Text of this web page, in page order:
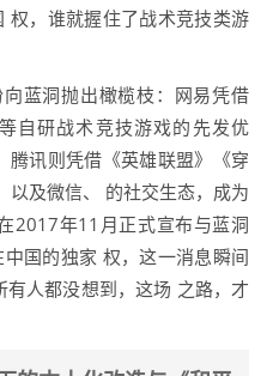
，谁就握住了战术竞技类游
蓝洞抛出橄榄枝：网易凭借
自研战术竞技游戏的先发优
腾讯则凭借《英雄联盟》《穿
以及微信、 的社交生态，成为
2017年11月正式宣布与蓝洞
国的独家 权，这一消息瞬间
人都没想到，这场 之路，才